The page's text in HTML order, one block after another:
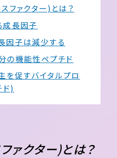
ファクター)とは？
成長因子
因子は減少する
の機能性ペプチド
を促すバイタルプロ
)
ァクター)とは？